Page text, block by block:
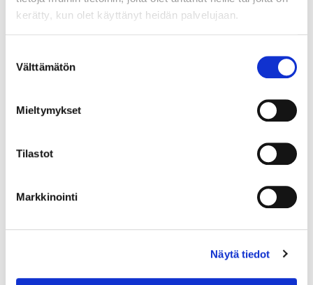
kerätty, kun olet käyttänyt heidän palvelujaan.
valinta
Välttämätön
Mieltymykset
Tilastot
Markkinointi
Näytä tiedot